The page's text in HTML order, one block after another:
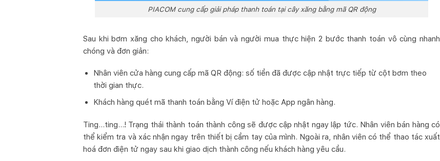
PIACOM cung cấp giải pháp thanh toán tại cây xăng bằng mã QR động
Sau khi bơm xăng cho khách, người bán và người mua thực hiện 2 bước thanh toán vô cùng nhanh
chóng và đơn giản:
Nhân viên cửa hàng cung cấp mã QR động: số tiền đã được cập nhật trực tiếp từ cột bơm theo
thời gian thực.
Khách hàng quét mã thanh toán bằng Ví điện tử hoặc App ngân hàng.
Ting…ting…! Trạng thái thành toán thành công sẽ được cập nhật ngay lập tức. Nhân viên bán hàng có
thể kiểm tra và xác nhận ngay trên thiết bị cầm tay của mình. Ngoài ra, nhân viên có thể thao tác xuất
hoá đơn điện tử ngay sau khi giao dịch thành công nếu khách hàng yêu cầu.